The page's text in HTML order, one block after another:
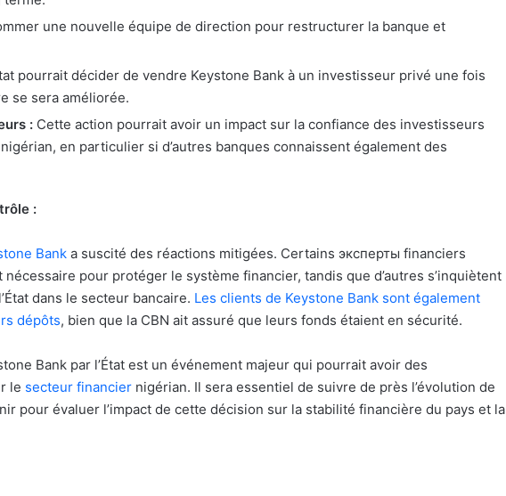
une nouvelle équipe de direction pour restructurer la banque et
pourrait décider de vendre Keystone Bank à un investisseur privé une fois
se sera améliorée.
: Cette action pourrait avoir un impact sur la confiance des investisseurs
en particulier si d’autres banques connaissent également des
:
Bank a suscité des réactions mitigées. Certains эксперты financiers
pour protéger le système financier, tandis que d’autres s’inquiètent
dans le secteur bancaire. Les clients de Keystone Bank sont également
dépôts, bien que la CBN ait assuré que leurs fonds étaient en sécurité.
Bank par l’État est un événement majeur qui pourrait avoir des
le secteur financier nigérian. Il sera essentiel de suivre de près l’évolution de
pour évaluer l’impact de cette décision sur la stabilité financière du pays et la